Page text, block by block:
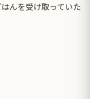
んを受け取っていた